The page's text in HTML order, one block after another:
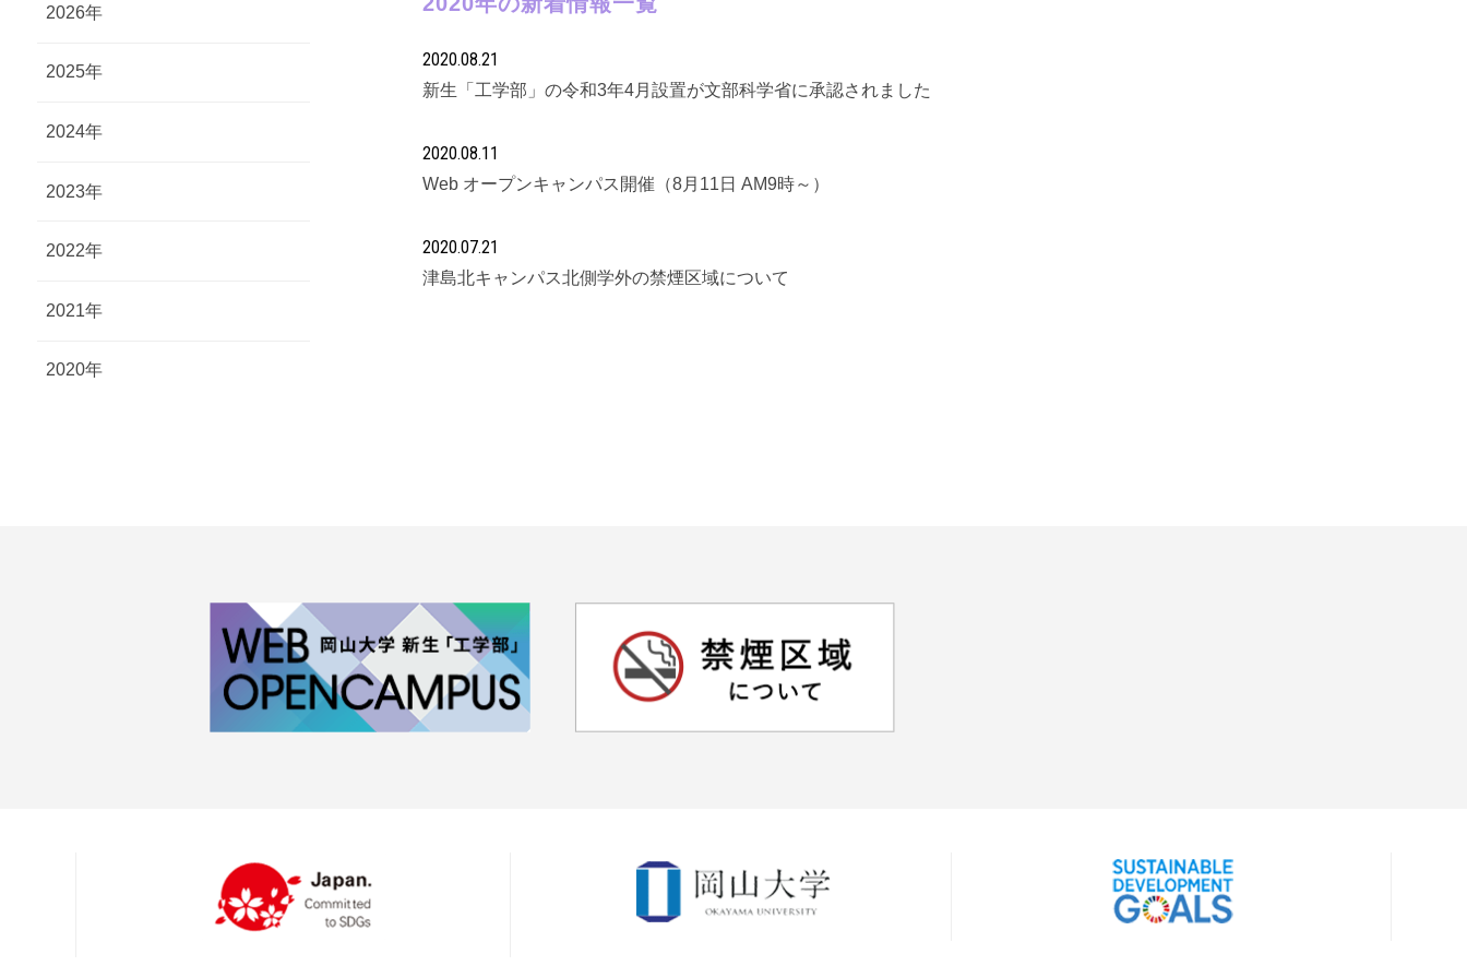
2026年
2025年
2024年
2023年
2022年
2021年
2020年
2020.08.21
新生「工学部」の令和3年4月設置が文部科学省に承認されました
2020.08.11
Web オープンキャンパス開催（8月11日 AM9時～）
2020.07.21
津島北キャンパス北側学外の禁煙区域について